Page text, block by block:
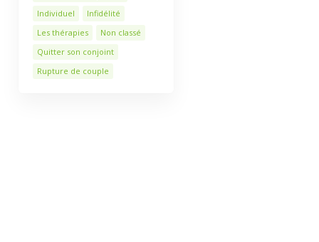
Individuel
Infidélité
Les thérapies
Non classé
Quitter son conjoint
Rupture de couple